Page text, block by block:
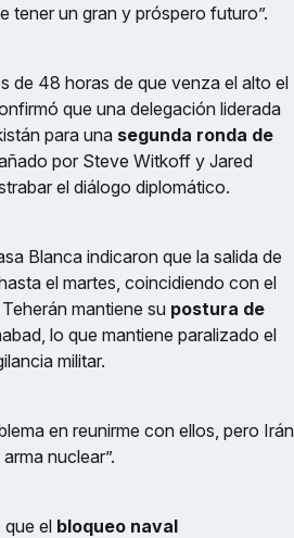
tener un gran y próspero futuro”.
de 48 horas de que venza el alto el
que una delegación liderada
para una segunda ronda de
por Steve Witkoff y Jared
el diálogo diplomático.
Blanca indicaron que la salida de
el martes, coincidiendo con el
mantiene su postura de
lo que mantiene paralizado el
militar.
en reunirme con ellos, pero Irán
nuclear”.
que el bloqueo naval